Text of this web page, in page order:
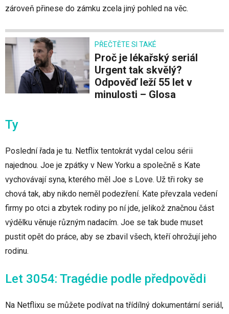
zároveň přinese do zámku zcela jiný pohled na věc.
PŘEČTĚTE SI TAKÉ
Proč je lékařský seriál
Urgent tak skvělý?
Odpověď leží 55 let v
minulosti – Glosa
Ty
Poslední řada je tu. Netflix tentokrát vydal celou sérii
najednou. Joe je zpátky v New Yorku a společně s Kate
vychovávají syna, kterého měl Joe s Love. Už tři roky se
chová tak, aby nikdo neměl podezření. Kate převzala vedení
firmy po otci a zbytek rodiny po ní jde, jelikož značnou část
výdělku věnuje různým nadacím. Joe se tak bude muset
pustit opět do práce, aby se zbavil všech, kteří ohrožují jeho
rodinu.
Let 3054: Tragédie podle předpovědi
Na Netflixu se můžete podívat na třídílný dokumentární seriál,